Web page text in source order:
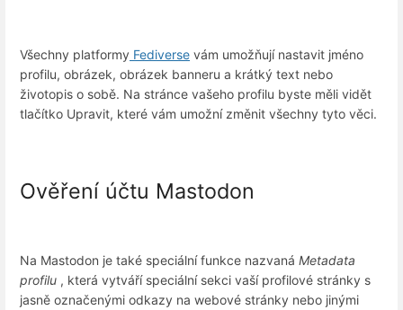
Všechny platformy Fediverse vám umožňují nastavit jméno
profilu, obrázek, obrázek banneru a krátký text nebo
životopis o sobě. Na stránce vašeho profilu byste měli vidět
tlačítko Upravit, které vám umožní změnit všechny tyto věci.
Ověření účtu Mastodon
Na Mastodon je také speciální funkce nazvaná Metadata
profilu , která vytváří speciální sekci vaší profilové stránky s
jasně označenými odkazy na webové stránky nebo jinými